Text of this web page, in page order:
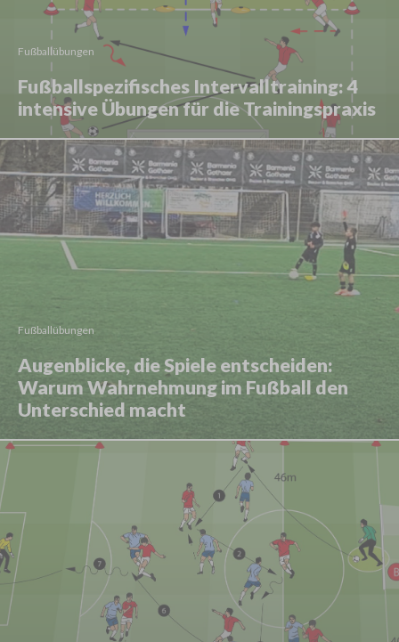
Fußballübungen
Fußballspezifisches Intervalltraining: 4
intensive Übungen für die Trainingspraxis
Fußballübungen
Augenblicke, die Spiele entscheiden:
Warum Wahrnehmung im Fußball den
Unterschied macht